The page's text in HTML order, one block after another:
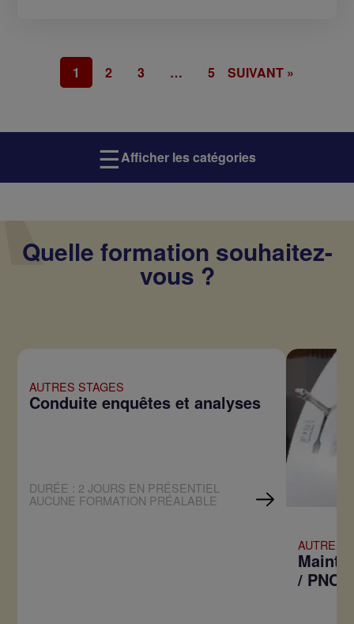
1 2 3 … 5 SUIVANT »
☰Afficher les catégories
Quelle formation souhaitez-
vous ?
AUTRES STAGES
Conduite enquêtes et analyses
DURÉE : 2 JOURS EN PRÉSENTIEL
AUCUNE FORMATION PRÉALABLE
AUTRES
/ PNC